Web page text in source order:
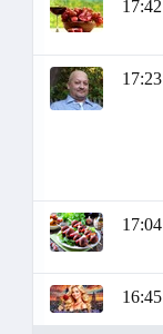
17:42
17:23
17:04
16:45